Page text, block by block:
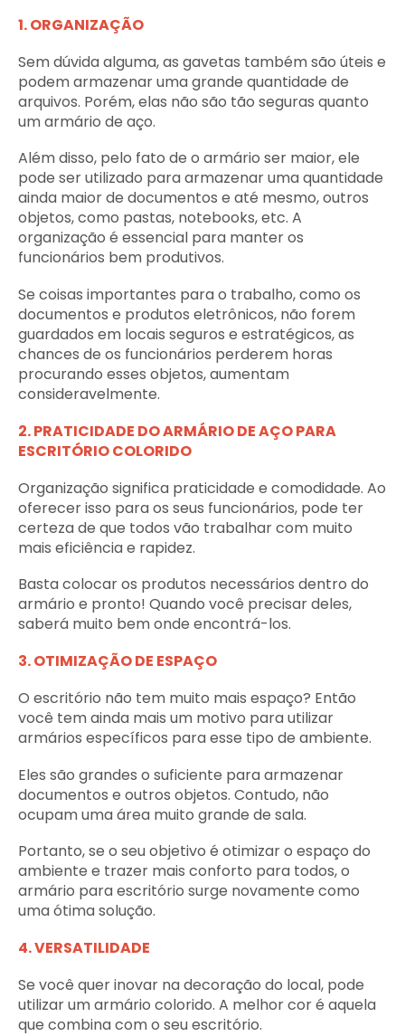
1. ORGANIZAÇÃO
Sem dúvida alguma, as gavetas também são úteis e
podem armazenar uma grande quantidade de
arquivos. Porém, elas não são tão seguras quanto
um armário de aço.
Além disso, pelo fato de o armário ser maior, ele
pode ser utilizado para armazenar uma quantidade
ainda maior de documentos e até mesmo, outros
objetos, como pastas, notebooks, etc. A
organização é essencial para manter os
funcionários bem produtivos.
Se coisas importantes para o trabalho, como os
documentos e produtos eletrônicos, não forem
guardados em locais seguros e estratégicos, as
chances de os funcionários perderem horas
procurando esses objetos, aumentam
consideravelmente.
2. PRATICIDADE DO ARMÁRIO DE AÇO PARA
ESCRITÓRIO COLORIDO
Organização significa praticidade e comodidade. Ao
oferecer isso para os seus funcionários, pode ter
certeza de que todos vão trabalhar com muito
mais eficiência e rapidez.
Basta colocar os produtos necessários dentro do
armário e pronto! Quando você precisar deles,
saberá muito bem onde encontrá-los.
3. OTIMIZAÇÃO DE ESPAÇO
O escritório não tem muito mais espaço? Então
você tem ainda mais um motivo para utilizar
armários específicos para esse tipo de ambiente.
Eles são grandes o suficiente para armazenar
documentos e outros objetos. Contudo, não
ocupam uma área muito grande de sala.
Portanto, se o seu objetivo é otimizar o espaço do
ambiente e trazer mais conforto para todos, o
armário para escritório surge novamente como
uma ótima solução.
4. VERSATILIDADE
Se você quer inovar na decoração do local, pode
utilizar um armário colorido. A melhor cor é aquela
que combina com o seu escritório.